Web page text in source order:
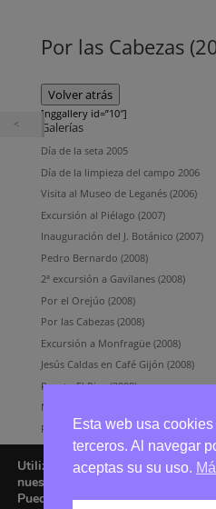
Por las Cabezas
Volver atrás
[nggallery id=”10″]
Galerías
Día de la seta 2005
Día de la limpieza del campo 2006
Visita al Museo de Leganés (2006)
Excursión al Piélago (2007)
Inauguración del J. Botánico (2007)
Pedro Bernardo (2008)
2ª excursión a Gavilanes (2008)
Por el Orejúo (2008)
Por las Cabezas (2008)
Excursión a Monfragüe (2008)
Jesús Caldas en Café Gijón (2008)
Puerto El Pico (2008)
Navarredonda de Gredos (2011)
Fotos en el GRUPO
Utilizamos cookies para ofrecerte
nuestra web.
Puedes aprender más sobre qué
Esta web usa
terceros. Al navegar
aceptas su su uso.